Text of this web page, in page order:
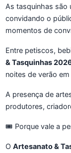
As tasquinhas são
convidando o
momentos de
Entre petiscos,
& Tasquinhas
noites de verão
A presença de
produtores,
🎟️ Porque vale a
O Artesanato &